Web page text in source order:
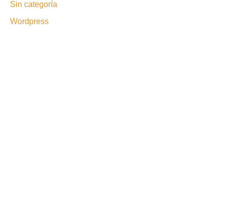
Sin categoría
Wordpress